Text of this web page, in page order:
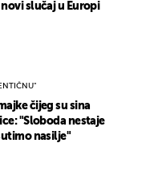
slučaj u Europi
čijeg su sina
"Sloboda nestaje
nasilje"